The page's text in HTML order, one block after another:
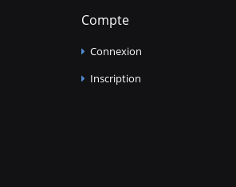
Compte
Connexion
Inscription